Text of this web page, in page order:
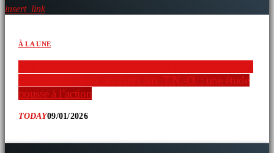
insert_link
À LA UNE
chez les nouveaux arrivants aux T.N.-O. : une étude
pousse à l’action
TODAY09/01/2026